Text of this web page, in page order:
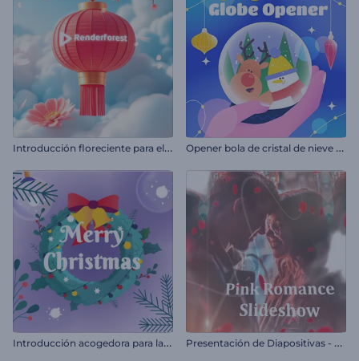
I
ntroducción floreciente para el Año Nuevo Chino O
pener bola de cristal de nieve alegre
I
ntroducción acogedora para la Nochevieja P
resentación de Diapositivas - Rosa Romántica